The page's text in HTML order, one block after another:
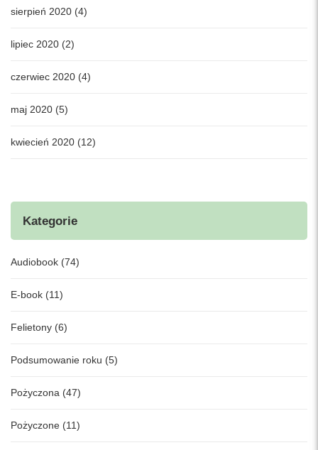
sierpień 2020 (4)
lipiec 2020 (2)
czerwiec 2020 (4)
maj 2020 (5)
kwiecień 2020 (12)
Kategorie
Audiobook (74)
E-book (11)
Felietony (6)
Podsumowanie roku (5)
Pożyczona (47)
Pożyczone (11)